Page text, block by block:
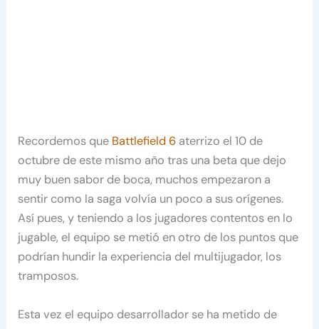
Recordemos que Battlefield 6 aterrizo el 10 de
octubre de este mismo año tras una beta que dejo
muy buen sabor de boca, muchos empezaron a
sentir como la saga volvía un poco a sus orígenes.
Así pues, y teniendo a los jugadores contentos en lo
jugable, el equipo se metió en otro de los puntos que
podrían hundir la experiencia del multijugador, los
tramposos.
Esta vez el equipo desarrollador se ha metido de